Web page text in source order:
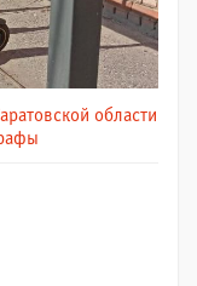
области